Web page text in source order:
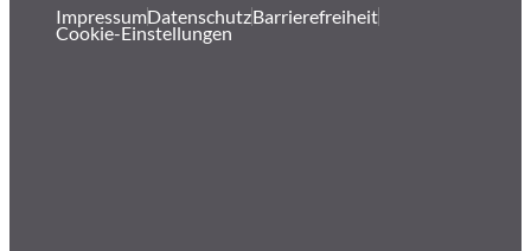
ImpressumDatenschutzBarrierefreiheit
Cookie-Einstellungen